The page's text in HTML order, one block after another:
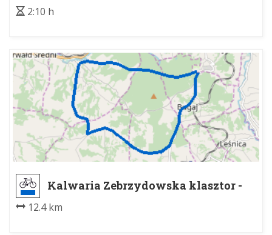
2:10 h
Kalwaria Zebrzydowska klasztor -
Kalwaria Zebrzydowska klasztor
12.4 km